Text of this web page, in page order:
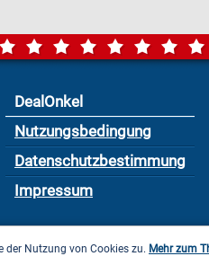
DealOnkel
Nutzungsbedingung
Datenschutzbestimmung
Impressum
der Nutzung von Cookies zu. Mehr zum